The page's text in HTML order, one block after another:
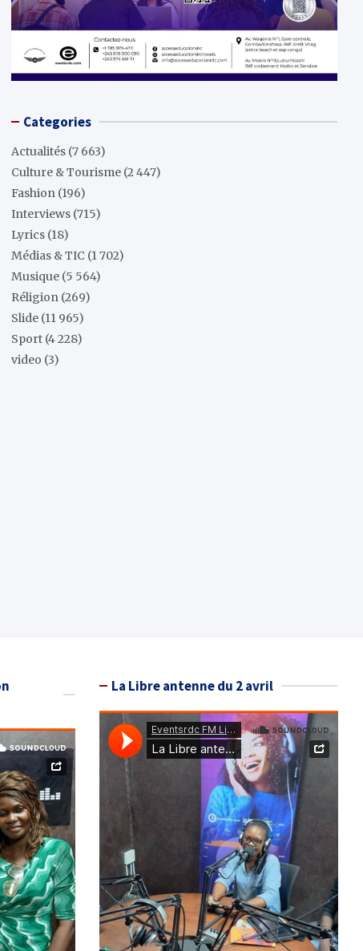
Categories
Actualités (7 663)
Culture & Tourisme (2 447)
Fashion (196)
Interviews (715)
Lyrics (18)
Médias & TIC (1 702)
Musique (5 564)
Réligion (269)
Slide (11 965)
Sport (4 228)
video (3)
La Libre antenne du 2 avril